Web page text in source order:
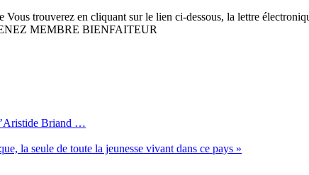
trouverez en cliquant sur le lien ci-dessous, la lettre
MEMBRE BIENFAITEUR
Briand …
la seule de toute la jeunesse vivant dans ce pays »